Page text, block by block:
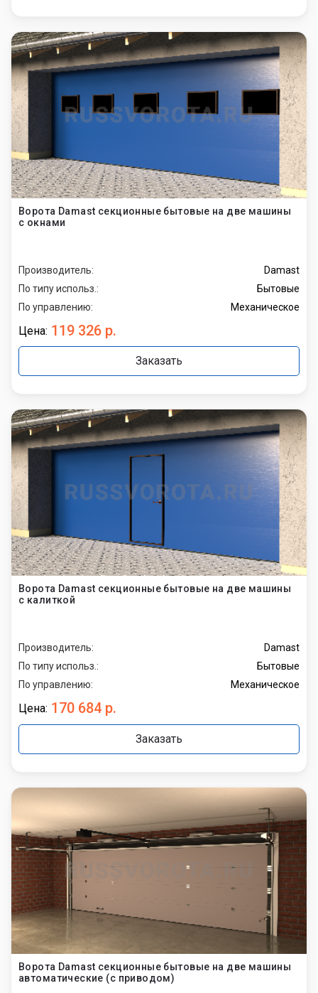
Ворота Damast секционные бытовые на две машины
с окнами
Производитель:
Damast
По типу использ.:
Бытовые
По управлению:
Механическое
Цена: 119 326 р.
Заказать
Ворота Damast секционные бытовые на две машины
с калиткой
Производитель:
Damast
По типу использ.:
Бытовые
По управлению:
Механическое
Цена: 170 684 р.
Заказать
Ворота Damast секционные бытовые на две машины
автоматические (с приводом)